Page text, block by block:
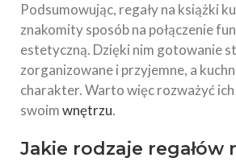
Podsumowując, regały na książki
znakomity sposób na połączenie
estetyczną. Dzięki nim gotowanie
zorganizowane i przyjemne, a
charakter. Warto więc rozważyć
swoimwnętrzu.
Jakie rodzaje regałów